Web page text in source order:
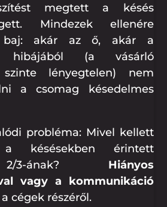
megtett a késés
Mindezek ellenére
baj: akár az ő, akár a
hibájából (a vásárló
szinte lényegtelen) nem
a csomag késedelmes
probléma: Mivel kellett
a késésekben érintett
3-ának? Hiányos
vagy a kommunikáció
a cégek részéről.